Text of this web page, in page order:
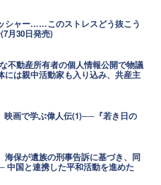
シャー……このストレスどう抜こう
月30日発売)
不動産所有者の個人情報公開で物議
には親中活動家も入り込み、共産主
映画で学ぶ偉人伝(1)──『若き日の
海保が遺族の刑事告訴に基づき、同
中国と連携した平和活動を進めた